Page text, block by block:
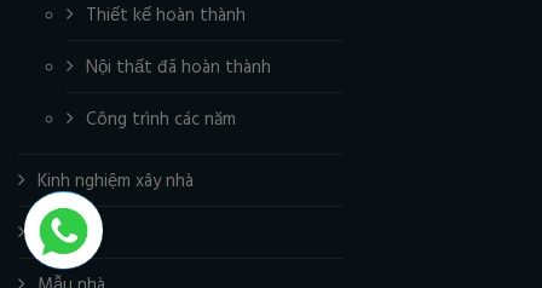
Thiết kế hoàn thành
Nội thất đã hoàn thành
Công trình các năm
Kinh nghiệm xây nhà
Video